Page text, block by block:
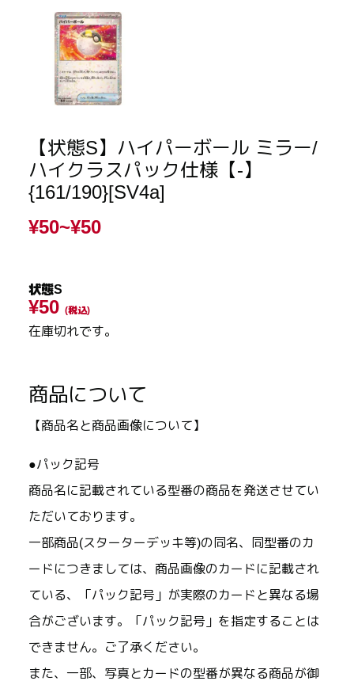
【状態S】ハイパーボール ミラー/
ハイクラスパック仕様【-】
{161/190}[SV4a]
¥50~¥50
状態S
¥50 (税込)
在庫切れです。
商品について
【商品名と商品画像について】
●パック記号
商品名に記載されている型番の商品を発送させてい
ただいております。
一部商品(スターターデッキ等)の同名、同型番のカ
ードにつきましては、商品画像のカードに記載され
ている、「パック記号」が実際のカードと異なる場
合がございます。「パック記号」を指定することは
できません。ご了承ください。
また、一部、写真とカードの型番が異なる商品が御